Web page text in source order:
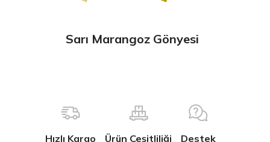
Sarı Marangoz Gönyesi
Hızlı Kargo Ürün Çeşitliliği Destek